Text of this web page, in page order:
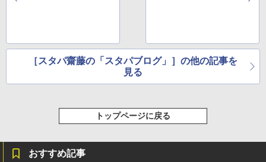
［スタパ齋藤の「スタパブログ」］の他の記事を
見る
トップページに戻る
おすすめ記事